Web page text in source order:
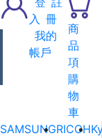
入 冊
我的
帳戶
商
品
項
購
物
車
SAMSUNGRICOH